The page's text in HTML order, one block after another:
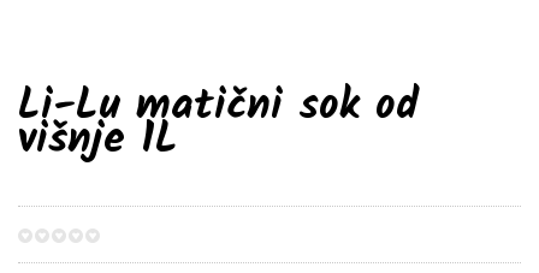
Li-Lu matični sok od
višnje 1L